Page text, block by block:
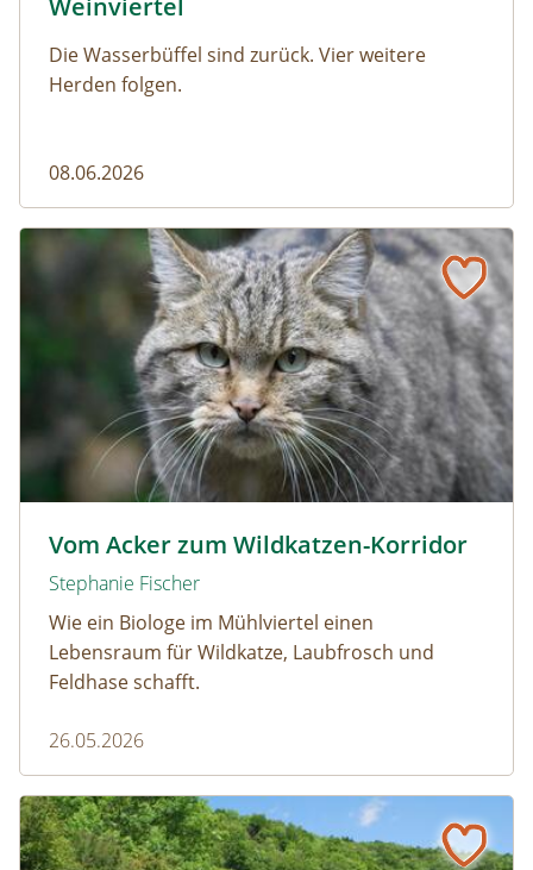
Die Wasserbüffel sind zurück. Vier weitere
Herden folgen.
08.06.2026
Vom Acker zum Wildkatzen-Korridor
Stephanie Fischer
Wie ein Biologe im Mühlviertel einen
Lebensraum für Wildkatze, Laubfrosch und
Feldhase schafft.
26.05.2026
Vom Acker zum Wildkatzen-Korridor
Naturmagazin: Warum die Berghexe Rinder braucht
Warum die Berghexe Rinder braucht